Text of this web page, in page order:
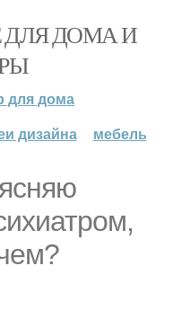
ДЛЯ ДОМА И
для дома
дизайна мебель